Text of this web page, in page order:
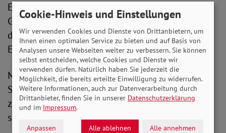
Europaabgeordnete der SPD, Dag Schölper,
Geschäftsführer des Bundesforum Männer und
der Weltfußballerin, Olympiasiegerin und
Europameistern Almuth Schult.
Mit viel Expertise diskutieren sie über nötige
Schritte, um die Gleichstellung der Geschlechter
zu erreichen und die Lohnlücke endlich zu
schließen.
Cookie-Hinweis und Einstellungen
Wir verwenden Cookies und Dienste von Drittanbietern, um
Ihnen einen optimalen Service zu bieten und auf Basis von
Analysen unsere Webseiten weiter zu verbessern. Sie können
selbst entscheiden, welche Cookies und Dienste wir
verwenden dürfen. Natürlich haben Sie jederzeit die
Möglichkeit, die bereits erteilte Einwilligung zu widerrufen.
Weitere Informationen, auch zur Datenverarbeitung durch
Drittanbieter, finden Sie in unserer Datenschutzerklärung
und im Impressum.
Anpassen Alle ablehnen Alle annehmen